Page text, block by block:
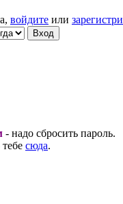
войдите или
- надо сбросить пароль.
сюда.